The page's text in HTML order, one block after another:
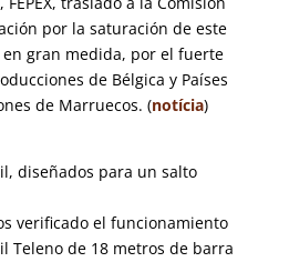
por la saturación de este
gran medida, por el fuerte
de Bélgica y Países
de Marruecos. (notícia)
diseñados para un salto
verificado el funcionamiento
Teleno de 18 metros de barra